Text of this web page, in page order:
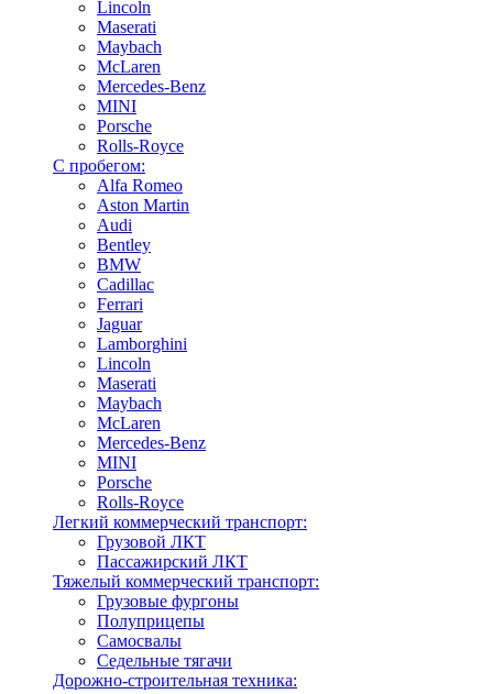
Lincoln
Maserati
Maybach
McLaren
Mercedes-Benz
MINI
Porsche
Rolls-Royce
С пробегом:
Alfa Romeo
Aston Martin
Audi
Bentley
BMW
Cadillac
Ferrari
Jaguar
Lamborghini
Lincoln
Maserati
Maybach
McLaren
Mercedes-Benz
MINI
Porsche
Rolls-Royce
Легкий коммерческий транспорт:
Грузовой ЛКТ
Пассажирский ЛКТ
Тяжелый коммерческий транспорт:
Грузовые фургоны
Полуприцепы
Самосвалы
Седельные тягачи
Дорожно-строительная техника: